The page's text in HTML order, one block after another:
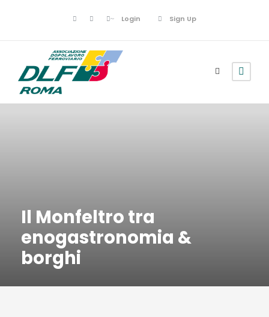
Login Sign Up
Il Monfeltro tra
enogastronomia &
borghi